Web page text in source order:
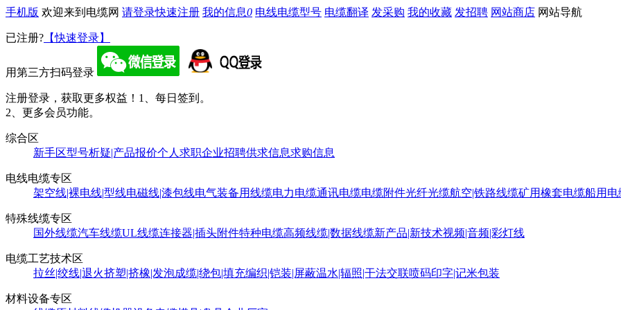
手机版 欢迎来到电缆网 请登录快速注册 我的信息0 电线电缆型号 电缆翻译 发采购 我的收藏 发招聘 网站商店 网站导航
已注册? 【快速登录】
用第三方扫码登录
注册登录，获取更多权益！ 1、每日签到。
2、更多会员功能。
综合区
新手区型号析疑|产品报价个人求职企业招聘供求信息求购信息
电线电缆专区
架空线|裸电线|型线电磁线|漆包线电气装备用线缆电力电缆通讯电缆电缆附件光纤光缆航空|铁路线缆矿用橡套电缆船用电
特殊线缆专区
国外线缆汽车线缆UL线缆连接器|插头附件特种电缆高频线缆|数据线缆新产品|新技术视频|音频|彩灯线
电缆工艺技术区
拉丝|绞线|退火挤塑|挤橡|发泡成缆|绕包|填充编织|铠装|屏蔽温水|辐照|干法交联喷码印字|记米包装
材料设备专区